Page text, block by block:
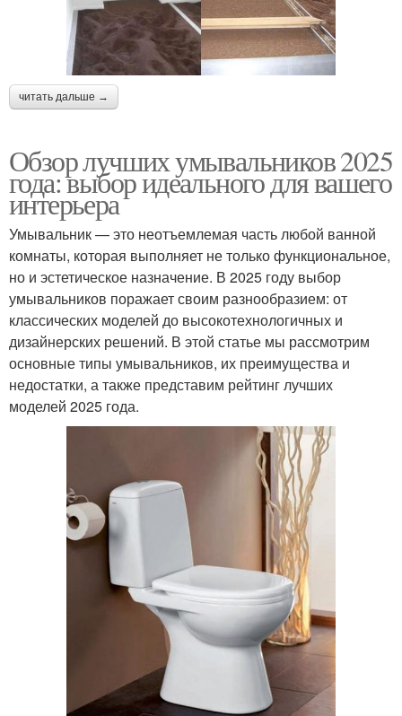
читать дальше →
Обзор лучших умывальников 2025
года: выбор идеального для вашего
интерьера
Умывальник — это неотъемлемая часть любой ванной
комнаты, которая выполняет не только функциональное,
но и эстетическое назначение. В 2025 году выбор
умывальников поражает своим разнообразием: от
классических моделей до высокотехнологичных и
дизайнерских решений. В этой статье мы рассмотрим
основные типы умывальников, их преимущества и
недостатки, а также представим рейтинг лучших
моделей 2025 года.